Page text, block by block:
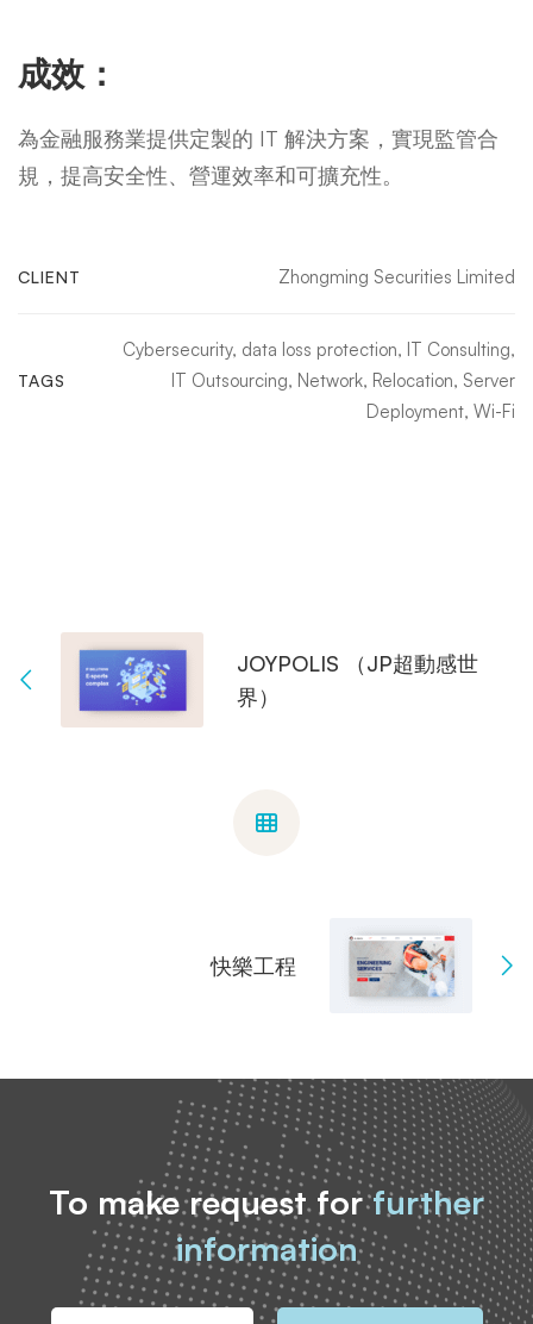
成效：
為金融服務業提供定製的 IT 解決方案，實現監管合
規，提高安全性、營運效率和可擴充性。
CLIENT Zhongming Securities Limited
TAGS
Cybersecurity, data loss protection, IT Consulting,
IT Outsourcing, Network, Relocation, Server
Deployment, Wi-Fi
JOYPOLIS （JP超動感世
界）
快樂工程
To make request forfurther
information